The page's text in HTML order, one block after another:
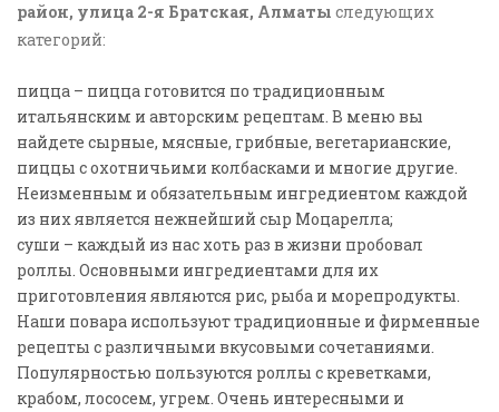
район, улица 2-я Братская, Алматы следующих
категорий:
пицца – пицца готовится по традиционным
итальянским и авторским рецептам. В меню вы
найдете сырные, мясные, грибные, вегетарианские,
пиццы с охотничьими колбасками и многие другие.
Неизменным и обязательным ингредиентом каждой
из них является нежнейший сыр Моцарелла;
суши – каждый из нас хоть раз в жизни пробовал
роллы. Основными ингредиентами для их
приготовления являются рис, рыба и морепродукты.
Наши повара используют традиционные и фирменные
рецепты с различными вкусовыми сочетаниями.
Популярностью пользуются роллы с креветками,
крабом, лососем, угрем. Очень интересными и